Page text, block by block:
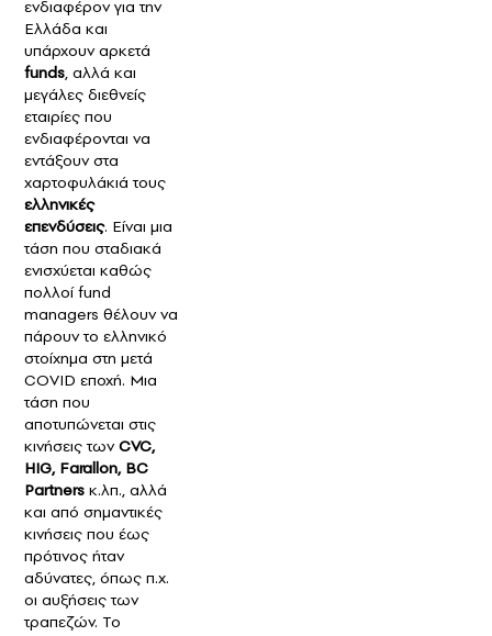
ενδιαφέρον για την
Ελλάδα και
υπάρχουν αρκετά
funds, αλλά και
μεγάλες διεθνείς
εταιρίες που
ενδιαφέρονται να
εντάξουν στα
χαρτοφυλάκιά τους
ελληνικές
επενδύσεις. Είναι μια
τάση που σταδιακά
ενισχύεται καθώς
πολλοί fund
managers θέλουν να
πάρουν το ελληνικό
στοίχημα στη μετά
COVID εποχή. Μια
τάση που
αποτυπώνεται στις
κινήσεις τωνCVC,
HIG, Farallon, ΒC
Partners κ.λπ., αλλά
και από σημαντικές
κινήσεις που έως
πρότινος ήταν
αδύνατες, όπως π.χ.
οι αυξήσεις των
τραπεζών. Το